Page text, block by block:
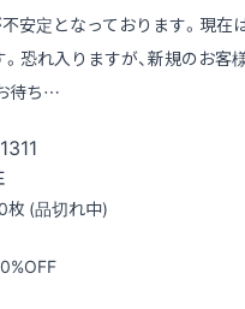
安定となっております。現在
恐れ入りますが、新規のお客
待ち…
枚 (品切れ中)
0%OFF